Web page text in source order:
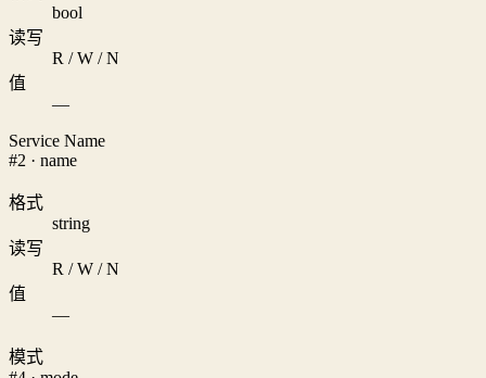
bool
读写
R / W / N
值
—
Service Name
#2 · name
格式
string
读写
R / W / N
值
—
模式